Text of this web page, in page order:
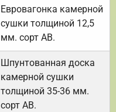
Евровагонка камерной
сушки толщиной 12,5
мм. сорт АВ.
Шпунтованная доска
камерной сушки
толщиной 35-36 мм.
сорт АВ.